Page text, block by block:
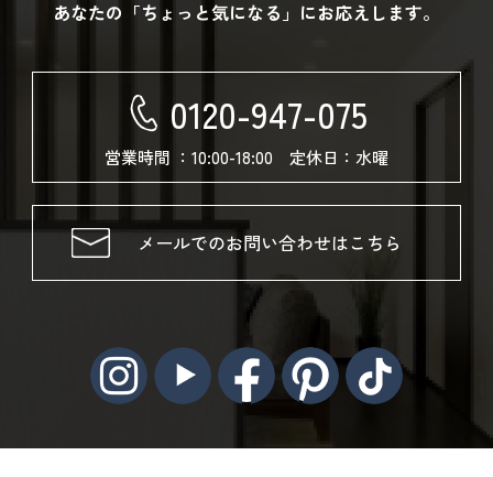
あなたの「ちょっと気になる」にお応えします。
0120-947-075
営業時間 ：10:00-18:00 定休日：水曜
メールでのお問い合わせはこちら